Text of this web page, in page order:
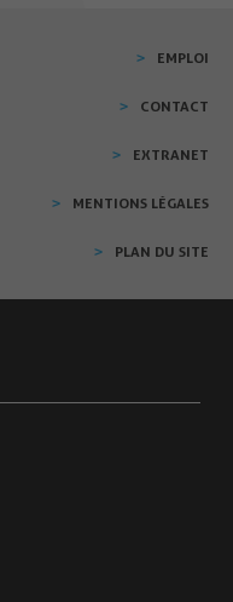
EMPLOI
CONTACT
EXTRANET
MENTIONS LÉGALES
PLAN DU SITE